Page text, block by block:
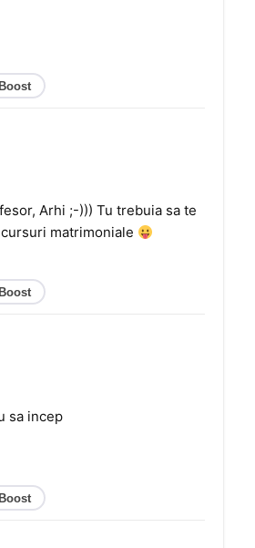
Arhi ;-))) Tu trebuia sa te
matrimoniale
sa incep